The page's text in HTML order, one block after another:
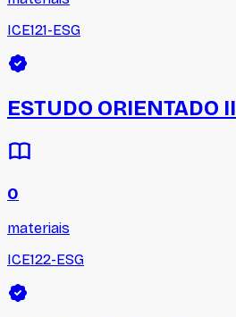
ICE121-ESG
ESTUDO ORIENTADO II
0
materiais
ICE122-ESG